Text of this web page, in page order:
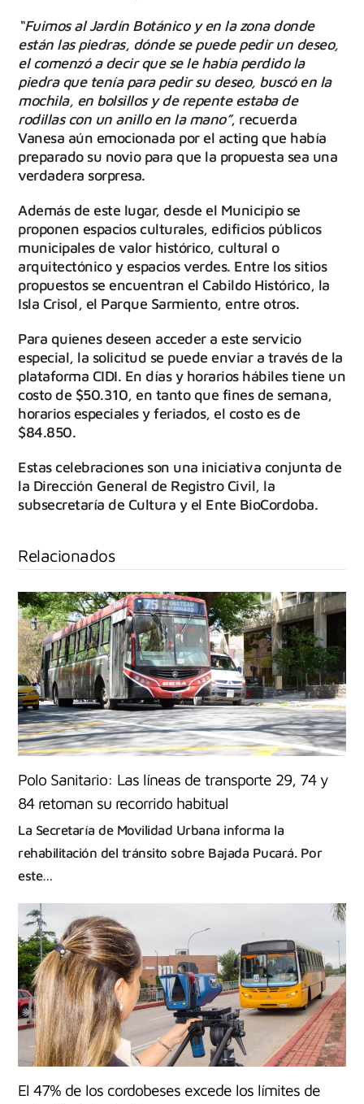
“Fuimos al Jardín Botánico y en la zona donde
están las piedras, dónde se puede pedir un deseo,
el comenzó a decir que se le había perdido la
piedra que tenía para pedir su deseo, buscó en la
mochila, en bolsillos y de repente estaba de
rodillas con un anillo en la mano”, recuerda
Vanesa aún emocionada por el acting que había
preparado su novio para que la propuesta sea una
verdadera sorpresa.
Además de este lugar, desde el Municipio se
proponen espacios culturales, edificios públicos
municipales de valor histórico, cultural o
arquitectónico y espacios verdes. Entre los sitios
propuestos se encuentran el Cabildo Histórico, la
Isla Crisol, el Parque Sarmiento, entre otros.
Para quienes deseen acceder a este servicio
especial, la solicitud se puede enviar a través de la
plataforma CIDI. En días y horarios hábiles tiene un
costo de $50.310, en tanto que fines de semana,
horarios especiales y feriados, el costo es de
$84.850.
Estas celebraciones son una iniciativa conjunta de
la Dirección General de Registro Civil, la
subsecretaría de Cultura y el Ente BioCordoba.
Relacionados
Polo Sanitario: Las líneas de transporte 29, 74 y
84 retoman su recorrido habitual
La Secretaría de Movilidad Urbana informa la
rehabilitación del tránsito sobre Bajada Pucará. Por
este…
El 47% de los cordobeses excede los límites de